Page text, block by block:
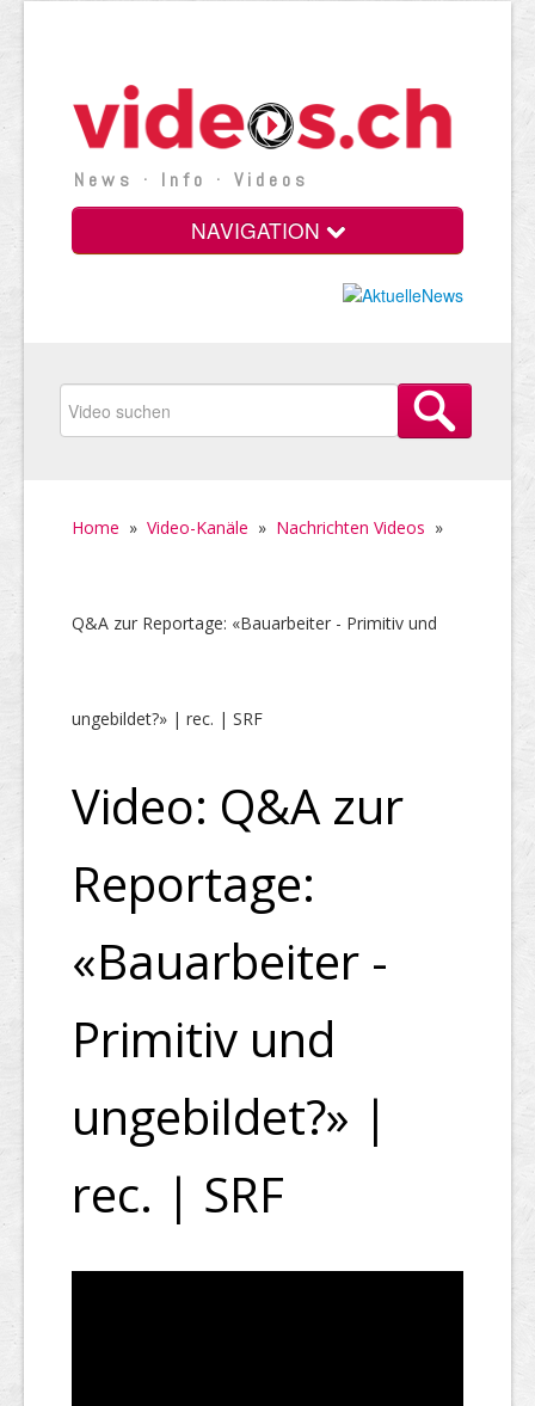
News · Info · Videos
NAVIGATION
Home » Video-Kanäle » Nachrichten Videos »
Q&A zur Reportage: «Bauarbeiter - Primitiv und
ungebildet?» | rec. | SRF
Video: Q&A zur
Reportage:
«Bauarbeiter -
Primitiv und
ungebildet?» |
rec. | SRF